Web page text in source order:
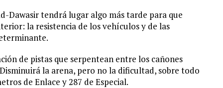
Dawasir tendrá lugar algo más tarde para que
la resistencia de los vehículos y de las
de pistas que serpentean entre los cañones
la arena, pero no la dificultad, sobre todo
de Enlace y 287 de Especial.